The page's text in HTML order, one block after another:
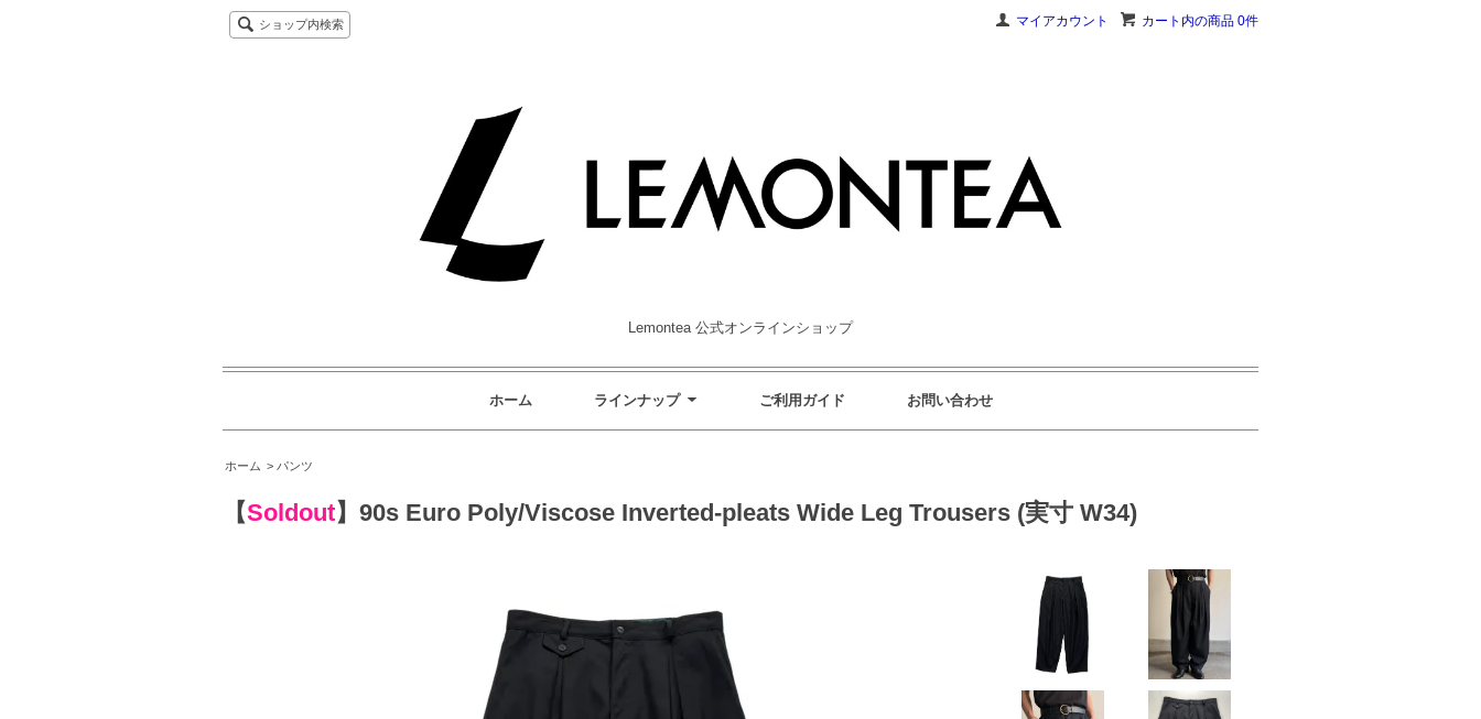
カート内の商品 0件
マイアカウント
ショップ内検索
Lemontea 公式オンラインショップ
ホーム ラインナップ ご利用ガイド お問い合わせ
ホーム パンツ
【Soldout】 90s Euro Poly/Viscose Inverted-pleats Wide Leg Trousers (実寸 W34)